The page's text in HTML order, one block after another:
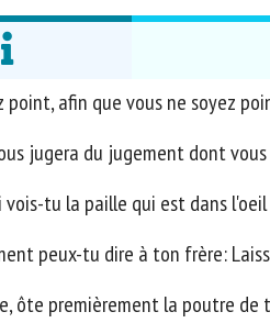
point, afin que vous ne soyez
jugera du jugement dont
vois-tu la paille qui est dans
peux-tu dire à ton frère:
ôte premièrement la poutre